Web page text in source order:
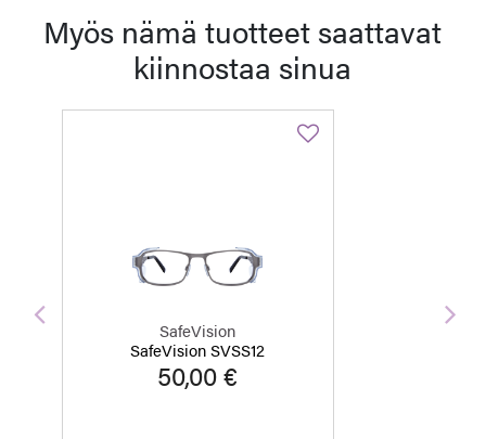
Myös nämä tuotteet saattavat
kiinnostaa sinua
SafeVision
SafeVision SVSS12
50,00 €
Edellinen